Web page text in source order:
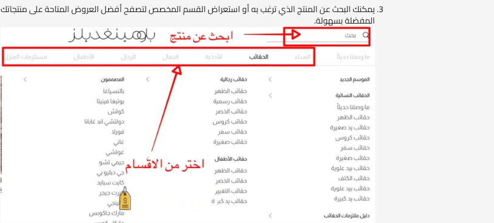
يمكنك البحث عن المنتج الذي ترغب به أو استعراض القسم المخصص لتصفح أفضل العروض المتاحة على منتجاتك
المفضلة بسهولة.